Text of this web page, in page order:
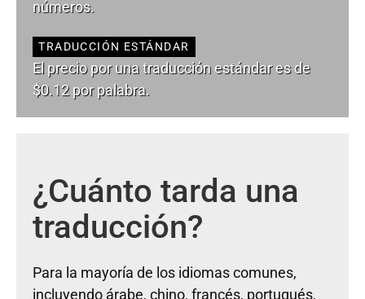
números.
TRADUCCIÓN ESTÁNDAR
El precio por una traducción estándar es de
$0.12 por palabra.
¿Cuánto tarda una
traducción?
Para la mayoría de los idiomas comunes,
incluyendo árabe, chino, francés, portugués,